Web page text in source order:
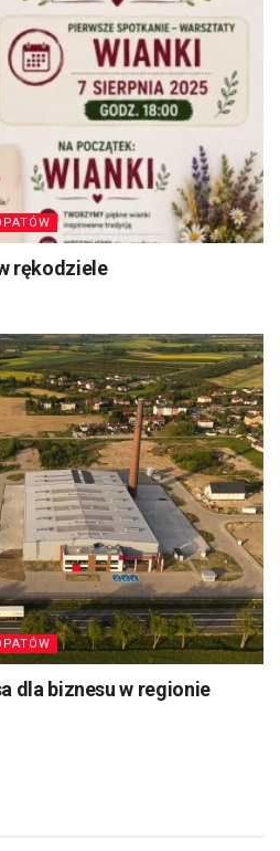
rękodziele
dla biznesu w regionie